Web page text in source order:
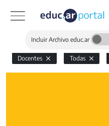
Incluir Archivo educ.ar
Docentes Todas